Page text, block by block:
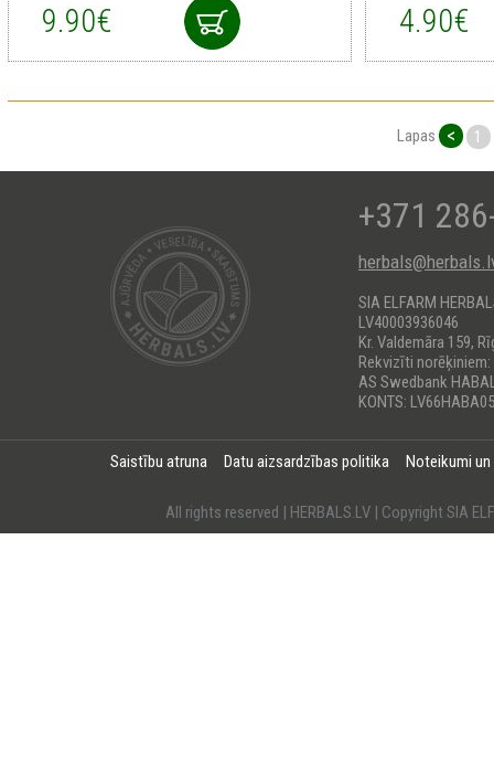
9.90€ 4.90€
Lapas < 1
+371
SIA ELFARM
LV40003936046
Kr. Valdemāra 159,
Rekvizīti norēķiniem:
AS Swedbank
KONTS:
Saistību atruna Datu aizsardzības politika Noteikumi
All rights reserved | HERBALS.LV | Copyright SIA